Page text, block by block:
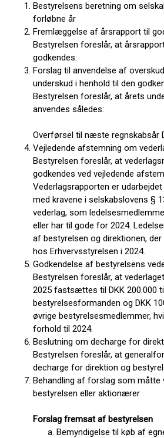
Bestyrelsens beretning om
forløbne år
Fremlæggelse af årsrapport til
Bestyrelsen foreslår, at
godkendes.
Forslag til anvendelse af
underskud i henhold til den
Bestyrelsen foreslår, at årets
anvendes således:
Overførsel til næste regnskabsår
Vejledende afstemning om
Bestyrelsen foreslår, at
godkendes ved vejledende
Vederlagsrapporten er
med kravene i selskabslovens §
vederlag, som
eller har til gode for 2024.
af bestyrelsen og direktionen,
hos Erhvervsstyrelsen i 2024.
Godkendelse af bestyrelsens
Bestyrelsen foreslår, at
2025 fastsættes til DKK 200.000
bestyrelsesformanden og DKK
øvrige bestyrelsesmedlemmer,
forhold til 2024.
Beslutning om decharge for
Bestyrelsen foreslår, at
decharge for direktion og
Behandling af forslag som
bestyrelsen eller aktionærer
Forslag fremsat af bestyrelsen
Bemyndigelse til køb af